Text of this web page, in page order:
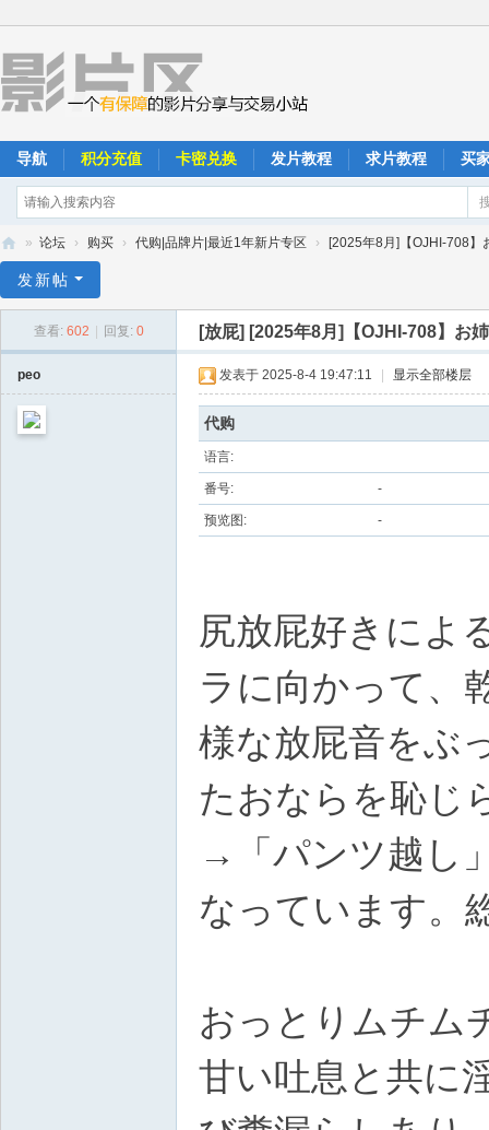
导航 积分充值 卡密兑换 发片教程 求片教程 买
片
» 论坛 › 购买 › 代购|品牌片|最近1年新片专区 › [2025年8月]【OJHI-708】
发新帖
查看: 602 回复: 0 [放屁] [2025年8月]【OJHI-708】お
peo 发表于 2025-8-4 19:47:11 显示全部楼层
代购
语言:
番号: -
预览图: -
尻放屁好きによ
ラに向かって、
様な放屁音をぶ
たおならを恥じ
→「パンツ越し
なっています。
おっとりムチム
甘い吐息と共に